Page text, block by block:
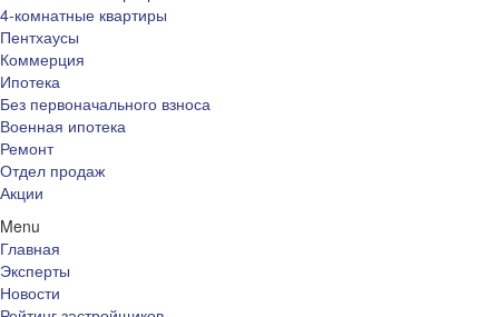
4-комнатные квартиры
Пентхаусы
Коммерция
Ипотека
Без первоначального взноса
Военная ипотека
Ремонт
Отдел продаж
Акции
Menu
Главная
Эксперты
Новости